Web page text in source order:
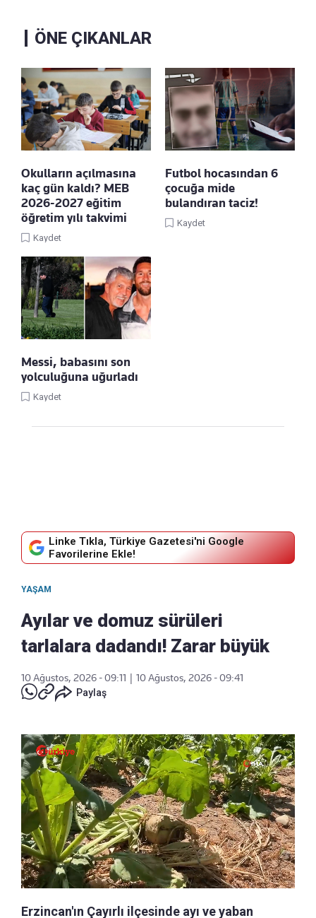
ÖNE ÇIKANLAR
Okulların açılmasına
kaç gün kaldı? MEB
2026-2027 eğitim
öğretim yılı takvimi
Kaydet
Futbol hocasından 6
çocuğa mide
bulandıran taciz!
Kaydet
Messi, babasını son
yolculuğuna uğurladı
Kaydet
Linke Tıkla, Türkiye Gazetesi'ni Google
Favorilerine Ekle!
YAŞAM
Ayılar ve domuz sürüleri
tarlalara dadandı! Zarar büyük
10 Ağustos, 2026 - 09:11
10 Ağustos, 2026 - 09:41
Paylaş
Erzincan'ın Çayırlı ilçesinde ayı ve yaban